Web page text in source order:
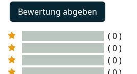
Bewertung abgeben
( 0 )
( 0 )
( 0 )